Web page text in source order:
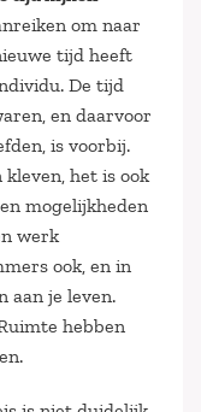
om naar
tijd heeft
De tijd
en daarvoor
is voorbij.
het is ook
mogelijkheden
werk
ook, en in
aan je leven.
hebben